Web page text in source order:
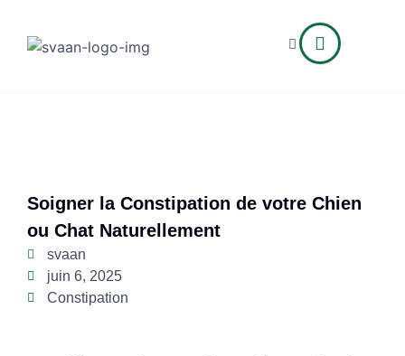
Soigner la Constipation de votre Chien
ou Chat Naturellement
svaan
juin 6, 2025
Constipation